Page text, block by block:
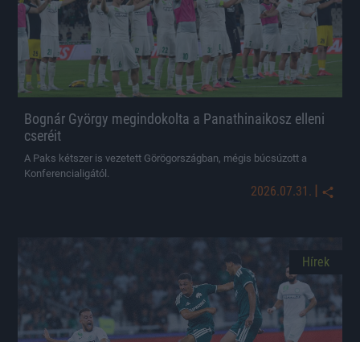
Bognár György megindokolta a Panathinaikosz elleni
cseréit
A Paks kétszer is vezetett Görögországban, mégis búcsúzott a
Konferencialigától.
2026.07.31.
Hírek